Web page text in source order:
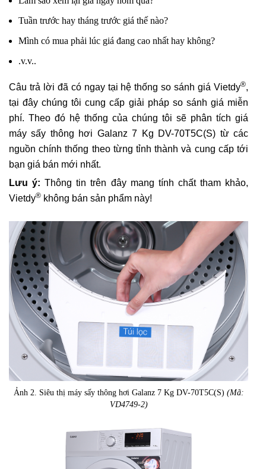
Tuần trước hay tháng trước giá thế nào?
Mình có mua phải lúc giá đang cao nhất hay không?
.v.v..
Câu trả lời đã có ngay tại hệ thống so sánh giá Vietdy®,
tại đây chúng tôi cung cấp giải pháp so sánh giá miễn
phí. Theo đó hệ thống của chúng tôi sẽ phân tích giá
máy sấy thông hơi Galanz 7 Kg DV-70T5C(S) từ các
nguồn chính thống theo từng tỉnh thành và cung cấp tới
bạn giá bán mới nhất.
Lưu ý: Thông tin trên đây mang tính chất tham khảo,
Vietdy® không bán sản phẩm này!
Ảnh 2. Siêu thị máy sấy thông hơi Galanz 7 Kg DV-70T5C(S) (Mã:
VD4749-2)